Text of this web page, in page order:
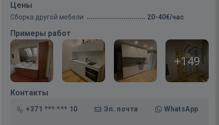
Цены
Сборка другой мебели 20-40€/час
Примеры работ
+149
Контакты
+371 *** *** 10 Эл. почта WhatsApp